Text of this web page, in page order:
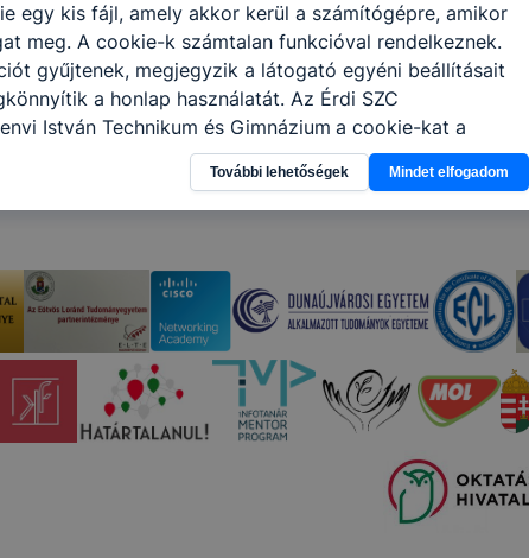
egy kis fájl, amely akkor kerül a számítógépre, amikor
meg. A cookie-k számtalan funkcióval rendelkeznek.
gyűjtenek, megjegyzik a látogató egyéni beállításait
a honlap használatát. Az Érdi SZC
István Technikum és Gimnázium a cookie-kat a
információ gyűjtése azzal kapcsolatban, hogyan
-annak felmérésével, hogy a honlap melyik részeit
leginkább, így megtudhatjuk, hogyan biztosítsunk Önnek
és hogyan tudja kikapcsolni a cookie-kat?
engedélyezi a cookie-k beállításának a változtatását. A
automatikusan elfogadja a cookie-kat, de
Felhívjuk figyelmét, hogy mivel a cookie-k
és folyamatainak megkönnyítése vagy
k alkalmazásának megakadályozása vagy törlése által
nem lesznek képesek honlapunk funkcióinak
vagy a honlap a tervezettől eltérően fog működni
További lehetőségek Mindet elfogadom